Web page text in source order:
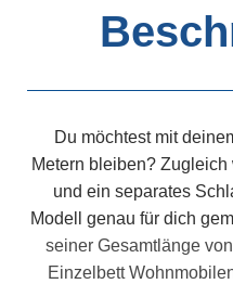
Du möchtest mit
Metern bleiben?
und ein separates
Modell genau für dich
seiner Gesamtlänge
Einzelbett